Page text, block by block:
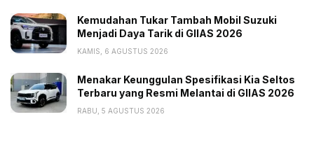
Kemudahan Tukar Tambah Mobil Suzuki
Menjadi Daya Tarik di GIIAS 2026
KAMIS, 6 AGUSTUS 2026
Menakar Keunggulan Spesifikasi Kia Seltos
Terbaru yang Resmi Melantai di GIIAS 2026
RABU, 5 AGUSTUS 2026